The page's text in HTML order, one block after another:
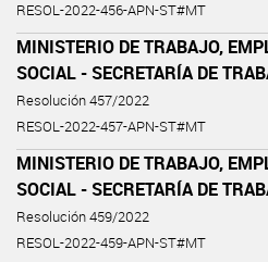
RESOL-2022-456-APN-ST#MT
MINISTERIO DE TRABAJO,
SOCIAL - SECRETARÍA DE
Resolución 457/2022
RESOL-2022-457-APN-ST#MT
MINISTERIO DE TRABAJO,
SOCIAL - SECRETARÍA DE
Resolución 459/2022
RESOL-2022-459-APN-ST#MT